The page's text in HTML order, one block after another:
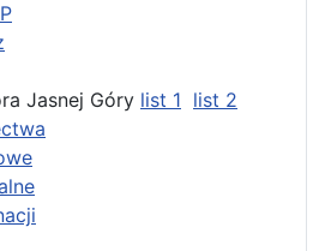
Jasnej Góry list 1 list 2